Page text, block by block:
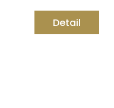
Detail